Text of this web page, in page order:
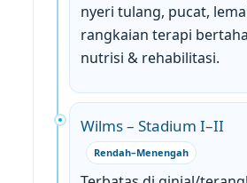
nyeri tulang, pucat,
rangkaian terapi
nutrisi & rehabilitasi.
Wilms – Stadium I–II
Rendah–Menengah